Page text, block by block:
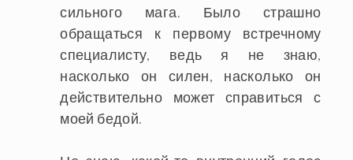
сильного мага. Было страшно
обращаться к первому встречному
специалисту, ведь я не знаю,
насколько он силен, насколько он
действительно может справиться с
моей бедой.